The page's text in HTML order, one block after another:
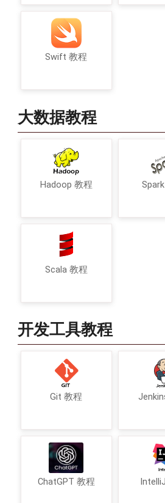
Swift 教程
大数据教程
Hadoop 教程
Scala 教程
开发工具教程
Git 教程
ChatGPT 教程